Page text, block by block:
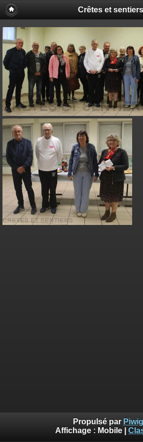
Crêtes et sentiers
Propulsé par
Affichage : Mobile